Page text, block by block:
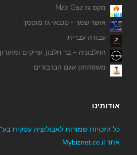
מקס גז Max Gaz
אושר שמר - טכנאי גז מוסמך
עבודה עברית
החלבוניה – בר חלבון, שייקים
משפחתון אגם הברבורים
אודותינו
אתר Mybiznet.co.il